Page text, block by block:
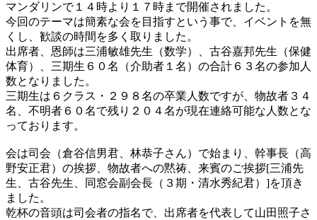
マンダリンで１４時より１７時まで開催されました。
今回のテーマは簡素な会を目指すという事で、イベントを無
くし、歓談の時間を多く取りました。
出席者、恩師は三浦敏雄先生（数学）、古谷嘉邦先生（保健
体育）、三期生６０名（介助者１名）の合計６３名の参加人
数となりました。
三期生は６クラス・２９８名の卒業人数ですが、物故者３４
名、不明者６０名で残り２０４名が現在連絡可能な人数とな
っております。
会は司会（倉谷信男君、林恭子さん）で始まり、幹事長（高
野安正君）の挨拶、物故者への黙祷、来賓のご挨拶[三浦先
生、古谷先生、同窓会副会長（３期・清水秀紀君）]を頂き
ました。
乾杯の音頭は司会者の指名で、出席者を代表して山田照子さ